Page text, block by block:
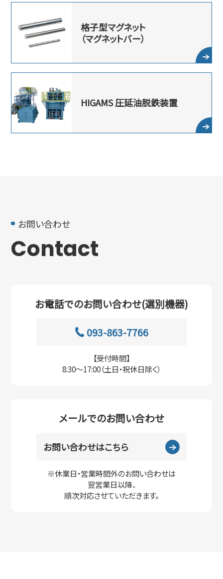
格子型マグネット
（マグネットバー）
HIGAMS圧延油脱鉄装置
お問い合わせ
Contact
メールでのお問い合わせ
お問い合わせはこちら
※休業日・営業時間外のお問い合わせは
翌営業日以降、
順次対応させていただきます。
お電話でのお問い合わせ(選別機器)
093-863-7766
【受付時間】
8:30〜17:00（土日・祝休日除く）